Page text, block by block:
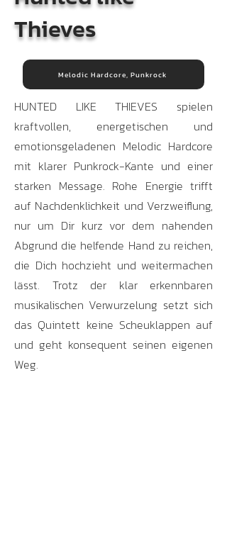
Thieves
Melodic Hardcore, Punkrock
HUNTED LIKE THIEVES spielen
kraftvollen, energetischen und
emotionsgeladenen Melodic Hardcore
mit klarer Punkrock-Kante und einer
starken Message. Rohe Energie trifft
auf Nachdenklichkeit und Verzweiflung,
nur um Dir kurz vor dem nahenden
Abgrund die helfende Hand zu reichen,
die Dich hochzieht und weitermachen
lässt. Trotz der klar erkennbaren
musikalischen Verwurzelung setzt sich
das Quintett keine Scheuklappen auf
und geht konsequent seinen eigenen
Weg.